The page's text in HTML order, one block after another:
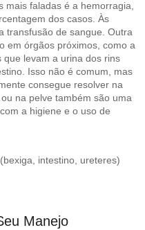
faladas é a hemorragia,
dos casos. Às
transfusão de sangue. Outra
em órgãos próximos, como a
que levam a urina dos rins
Isso não é comum, mas
consegue resolver na
na pelve também são uma
a higiene e o uso de
intestino, ureteres)
Manejo